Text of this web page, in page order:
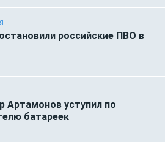
российские ПВО в
Артамонов уступил по
батареек